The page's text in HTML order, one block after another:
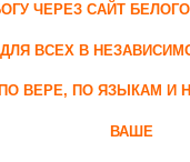
ЧЕРЕЗ САЙТ
ДЛЯ ВСЕХ В
ВЕРЕ, ПО ЯЗЫКАМ И
ВАШЕ